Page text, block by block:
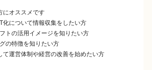
にオススメです
化について情報収集をしたい方
トの活用イメージを知りたい方
の特徴を知りたい方
て運営体制や経営の改善を始めたい方